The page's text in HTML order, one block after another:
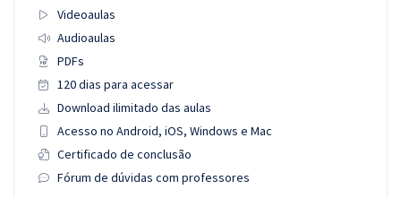
Videoaulas
Audioaulas
PDFs
120 dias para acessar
Download ilimitado das aulas
Acesso no Android, iOS, Windows e Mac
Certificado de conclusão
Fórum de dúvidas com professores